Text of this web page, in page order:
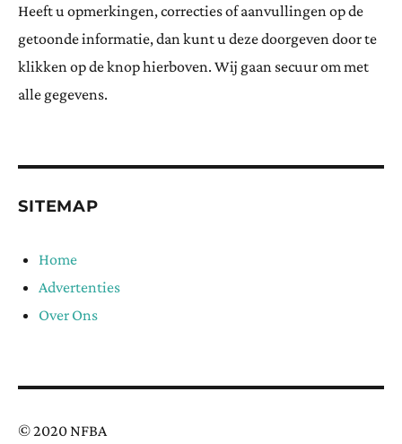
Heeft u opmerkingen, correcties of aanvullingen op de
getoonde informatie, dan kunt u deze doorgeven door te
klikken op de knop hierboven. Wij gaan secuur om met
alle gegevens.
SITEMAP
Home
Advertenties
Over Ons
© 2020 NFBA